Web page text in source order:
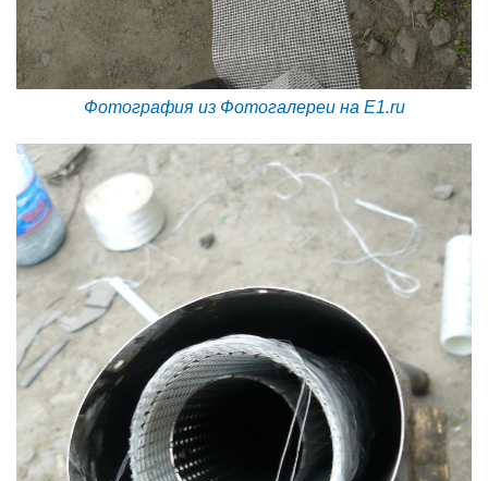
Фотография из Фотогалереи на E1.ru